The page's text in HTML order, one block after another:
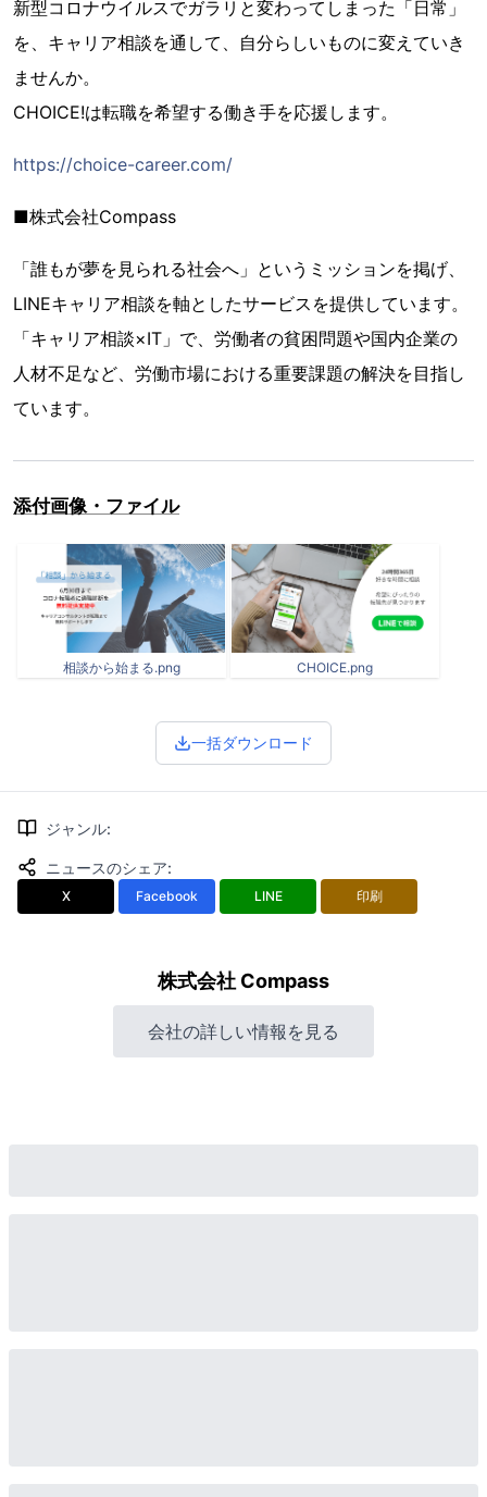
新型コロナウイルスでガラリと変わってしまった「日常」
を、キャリア相談を通して、自分らしいものに変えていき
ませんか。
CHOICE!は転職を希望する働き手を応援します。
https://choice-career.com/
■株式会社Compass
「誰もが夢を見られる社会へ」というミッションを掲げ、
LINEキャリア相談を軸としたサービスを提供しています。
「キャリア相談×IT」で、労働者の貧困問題や国内企業の
人材不足など、労働市場における重要課題の解決を目指し
ています。
添付画像・ファイル
相談から始まる.png CHOICE.png
一括ダウンロード
ジャンル:
ニュースのシェア:
X Facebook LINE 印刷
株式会社 Compass
会社の詳しい情報を見る